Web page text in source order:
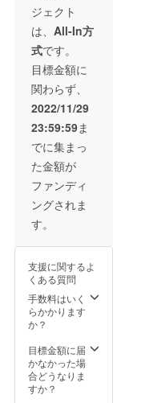
か月間
となり
ます。
35,000
円＋月
額
20,000
円×3＝
合計
95,000
円 と大
変お得
になっ
ており
ます。
※詳細は
メール
にてお
知らせ
※継続を
の場合
は、別
途メー
ルにて
ご案内
ます。
※有効期
限は、
2023年
50,000
円＋月
額
25,000
円×5＝
合計
175,000
円 ↓ ●
超早割
初期費
用込
み・月
額
20,000
円×5＝
合計
お得に
おりま
す。 ※
詳細は
メール
にてお
いたし
ます。
※継続を
ご希望
定通常
価格
50,000
円）を
早割と
して半
額の
25,000
円にさ
せてい
ただき
ます。
●予定通
常価格
初期費
用（シ
など）
円＋月
額
25,000
円×5＝
合計
円 ↓ ●
早割 初
期費用
25,000
ニッ
ク》を5
か月利
用いた
だける
権利で
す。 5
か月間
《ぽ
けっと
クリ
ニッ
ク》に
あなた
のクリ
ニック
録され
初期費
用（シ
ステム
設定費
など予
価格
50,000
円）を
クラウ
ジェクト
は、 All-In方
式です。
目標金額に
関わらず、
2022/11/29
23:59:59ま
でに集まっ
た金額が
ファンディ
ングされま
す。
支援に関するよ
くある質問
手数料はいく
らかかります
か？
目標金額に届
かなかった場
合どうなりま
すか？